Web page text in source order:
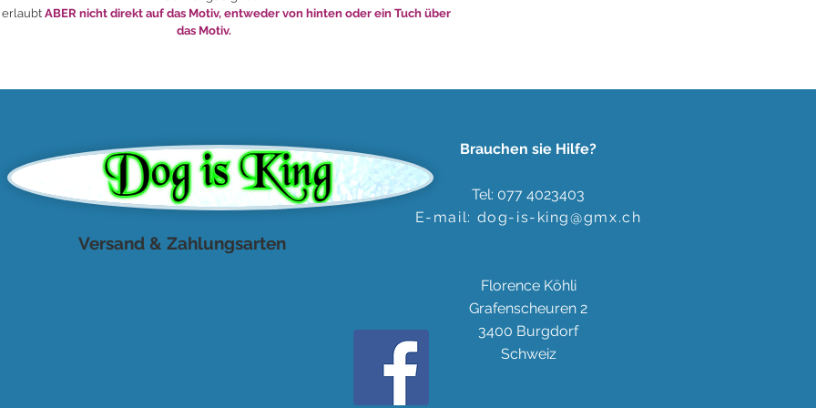
ABER nicht direkt auf das Motiv, entweder von hinten oder ein Tuch über
das Motiv.
Versand & Zahlungsarten
Brauchen sie Hilfe?
Tel: 077 4023403
E-mail: dog-is-king@gmx.ch
Florence Köhli
Grafenscheuren 2
3400 Burgdorf
Schweiz